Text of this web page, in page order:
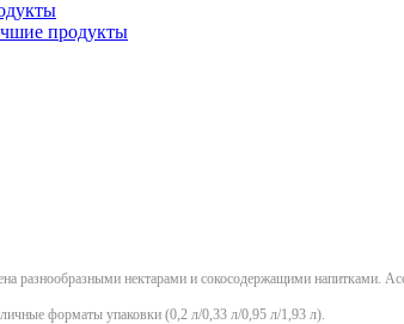
продукты
разнообразными нектарами и сокосодержащими напитками.
форматы упаковки (0,2 л/0,33 л/0,95 л/1,93 л).